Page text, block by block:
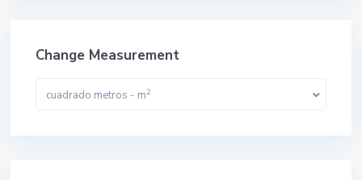
Change Measurement
cuadrado metros - m2